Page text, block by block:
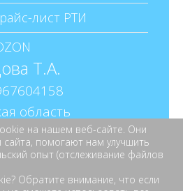
лист РТИ
Т.А.
область
д.16 кв.38
на нашем веб-сайте. Они
помогают нам улучшить
опыт (отслеживание файлов
Обратите внимание, что если